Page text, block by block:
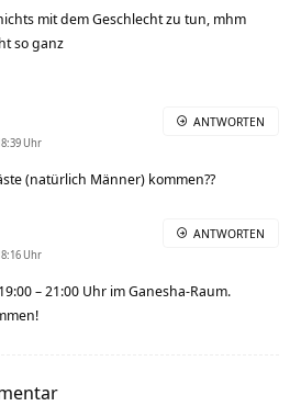
mit dem Geschlecht zu tun, mhm
so ganz
Uhr
(natürlich Männer) kommen??
ANTWORTEN
Uhr
– 21:00 Uhr im Ganesha-Raum.
ANTWORTEN